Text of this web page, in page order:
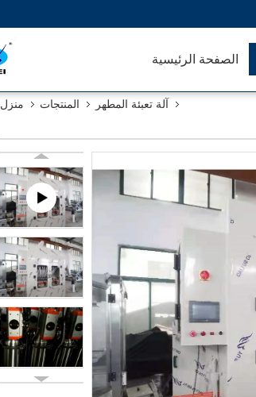
الصفحة الرئيسية
منزل المنتجات آلة تعبئة المطهر